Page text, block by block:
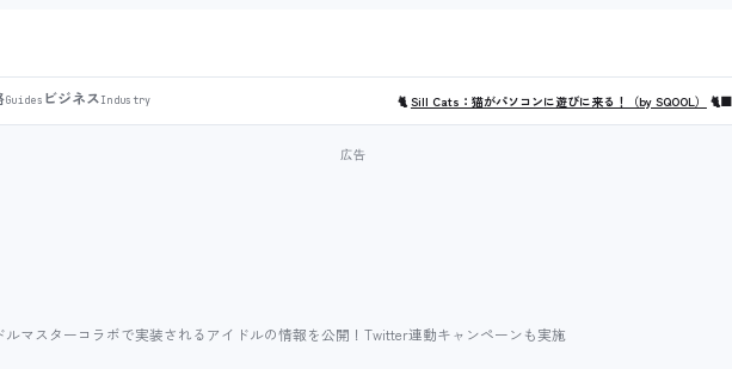
Guides ビジネスIndustry 🐈Sill Cats：猫がパソコンに遊びに来る！（by SQOOL） 🐈‍⬛
マスターコラボで実装されるアイドルの情報を公開！Twitter連動キャンペーンも実施